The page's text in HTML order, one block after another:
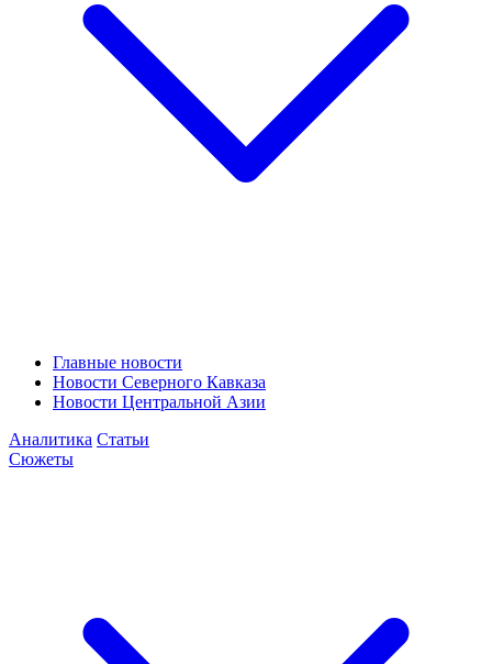
Главные новости
Новости Северного Кавказа
Новости Центральной Азии
Аналитика Статьи
Сюжеты